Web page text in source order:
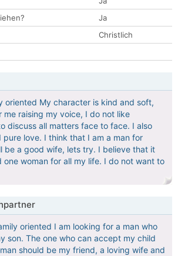
Ja
Christlich
oriented My character is kind and soft,
me raising my voice, I do not like
discuss all matters face to face. I also
pure love. I think that I am a man for
be a good wife, lets try. I believe that it
one woman for all my life. I do not want to
oriented I am looking for a man who
son. The one who can accept my child
should be my friend, a loving wife and